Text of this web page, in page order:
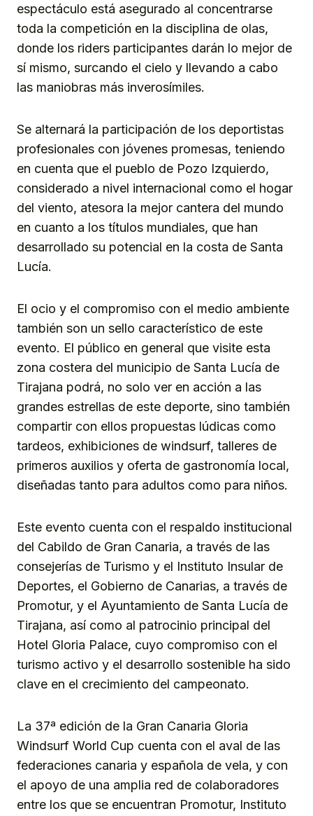
espectáculo está asegurado al concentrarse
toda la competición en la disciplina de olas,
donde los riders participantes darán lo mejor de
sí mismo, surcando el cielo y llevando a cabo
las maniobras más inverosímiles.
Se alternará la participación de los deportistas
profesionales con jóvenes promesas, teniendo
en cuenta que el pueblo de Pozo Izquierdo,
considerado a nivel internacional como el hogar
del viento, atesora la mejor cantera del mundo
en cuanto a los títulos mundiales, que han
desarrollado su potencial en la costa de Santa
Lucía.
El ocio y el compromiso con el medio ambiente
también son un sello característico de este
evento. El público en general que visite esta
zona costera del municipio de Santa Lucía de
Tirajana podrá, no solo ver en acción a las
grandes estrellas de este deporte, sino también
compartir con ellos propuestas lúdicas como
tardeos, exhibiciones de windsurf, talleres de
primeros auxilios y oferta de gastronomía local,
diseñadas tanto para adultos como para niños.
Este evento cuenta con el respaldo institucional
del Cabildo de Gran Canaria, a través de las
consejerías de Turismo y el Instituto Insular de
Deportes, el Gobierno de Canarias, a través de
Promotur, y el Ayuntamiento de Santa Lucía de
Tirajana, así como al patrocinio principal del
Hotel Gloria Palace, cuyo compromiso con el
turismo activo y el desarrollo sostenible ha sido
clave en el crecimiento del campeonato.
La 37ª edición de la Gran Canaria Gloria
Windsurf World Cup cuenta con el aval de las
federaciones canaria y española de vela, y con
el apoyo de una amplia red de colaboradores
entre los que se encuentran Promotur, Instituto